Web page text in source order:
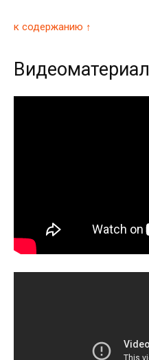
к содержанию ↑
Видеоматериал